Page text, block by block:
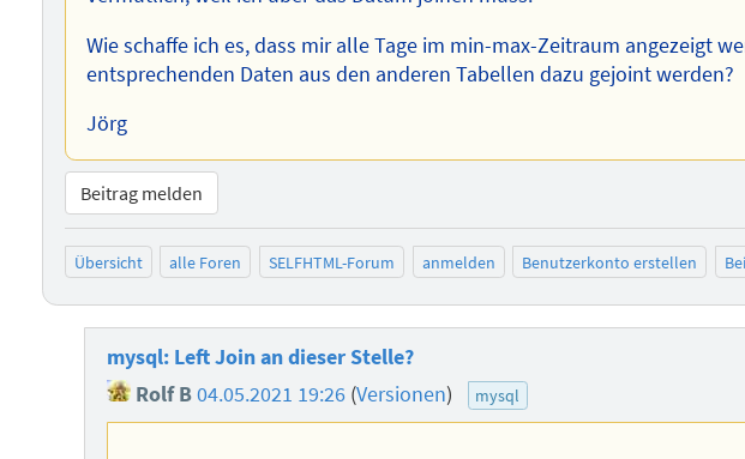
Wie schaffe ich es, dass mir alle Tage im min-max-Zeitraum angezeigt
entsprechenden Daten aus den anderen Tabellen dazu gejoint werden?
Jörg
Beitrag melden
Übersicht alle Foren SELFHTML-Forum anmelden Benutzerkonto erstellen
mysql: Left Join an dieser Stelle?
Rolf B04.05.2021 19:26 (Versionen) mysql